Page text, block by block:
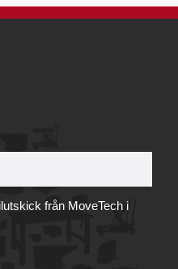
från MoveTech i